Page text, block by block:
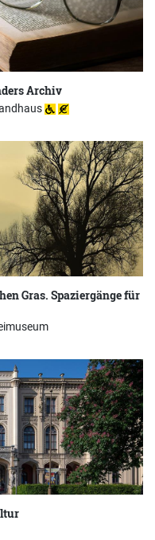
Archiv
Gras. Spaziergänge für